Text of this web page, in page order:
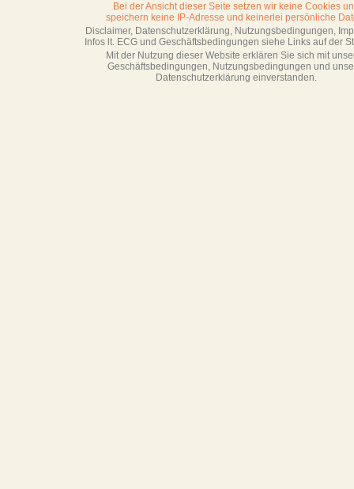
Bei der Ansicht dieser Seite setzen wir keine Cookies
speichern keine IP-Adresse und keinerlei persönliche
Disclaimer, Datenschutzerklärung, Nutzungsbedingungen,
Infos lt. ECG und Geschäftsbedingungen siehe Links auf der
Mit der Nutzung dieser Website erklären Sie sich mit
Geschäftsbedin­gungen, Nutzungsbedingungen und
Datenschutzerklärung einverstanden.